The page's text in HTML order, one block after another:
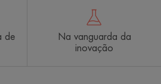
de
Na vanguarda da
inovação